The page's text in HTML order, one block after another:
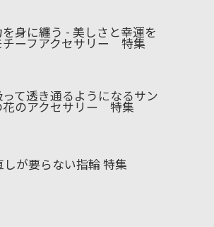
身に纏う - 美しさと幸運を
チーフアクセサリー 特集
て透き通るようになるサン
花のアクセサリー 特集
しが要らない指輪 特集